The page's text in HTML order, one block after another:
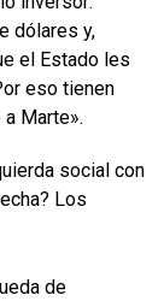
dólares y,
el Estado les
eso tienen
Marte».
social con
Los
de